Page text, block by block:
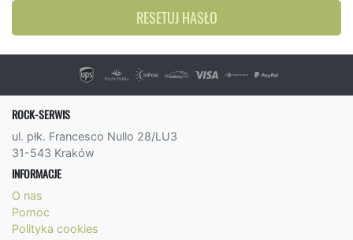
RESETUJ HASŁO
ROCK-SERWIS
ul. płk. Francesco Nullo 28/LU3
31-543 Kraków
INFORMACJE
O nas
Pomoc
Polityka cookies